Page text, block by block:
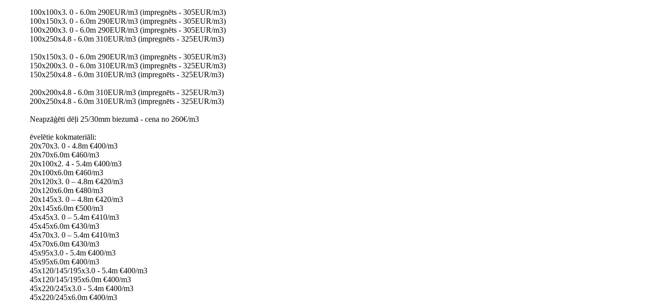
100x100x3. 0 - 6.0m 290EUR/m3 (impregnēts - 305EUR/m3)
100x150x3. 0 - 6.0m 290EUR/m3 (impregnēts - 305EUR/m3)
100x200x3. 0 - 6.0m 290EUR/m3 (impregnēts - 305EUR/m3)
100x250x4.8 - 6.0m 310EUR/m3 (impregnēts - 325EUR/m3)
150x150x3. 0 - 6.0m 290EUR/m3 (impregnēts - 305EUR/m3)
150x200x3. 0 - 6.0m 310EUR/m3 (impregnēts - 325EUR/m3)
150x250x4.8 - 6.0m 310EUR/m3 (impregnēts - 325EUR/m3)
200x200x4.8 - 6.0m 310EUR/m3 (impregnēts - 325EUR/m3)
200x250x4.8 - 6.0m 310EUR/m3 (impregnēts - 325EUR/m3)
Neapzāģēti dēļi 25/30mm biezumā - cena no 260€/m3
ēvelētie kokmateriāli:
20x70x3. 0 - 4.8m €400/m3
20x70x6.0m €460/m3
20x100x2. 4 - 5.4m €400/m3
20x100x6.0m €460/m3
20x120x3. 0 – 4.8m €420/m3
20x120x6.0m €480/m3
20x145x3. 0 – 4.8m €420/m3
20x145x6.0m €500/m3
45x45x3. 0 – 5.4m €410/m3
45x45x6.0m €430/m3
45x70x3. 0 – 5.4m €410/m3
45x70x6.0m €430/m3
45x95x3.0 - 5.4m €400/m3
45x95x6.0m €400/m3
45x120/145/195x3.0 - 5.4m €400/m3
45x120/145/195x6.0m €400/m3
45x220/245x3.0 - 5.4m €400/m3
45x220/245x6.0m €400/m3